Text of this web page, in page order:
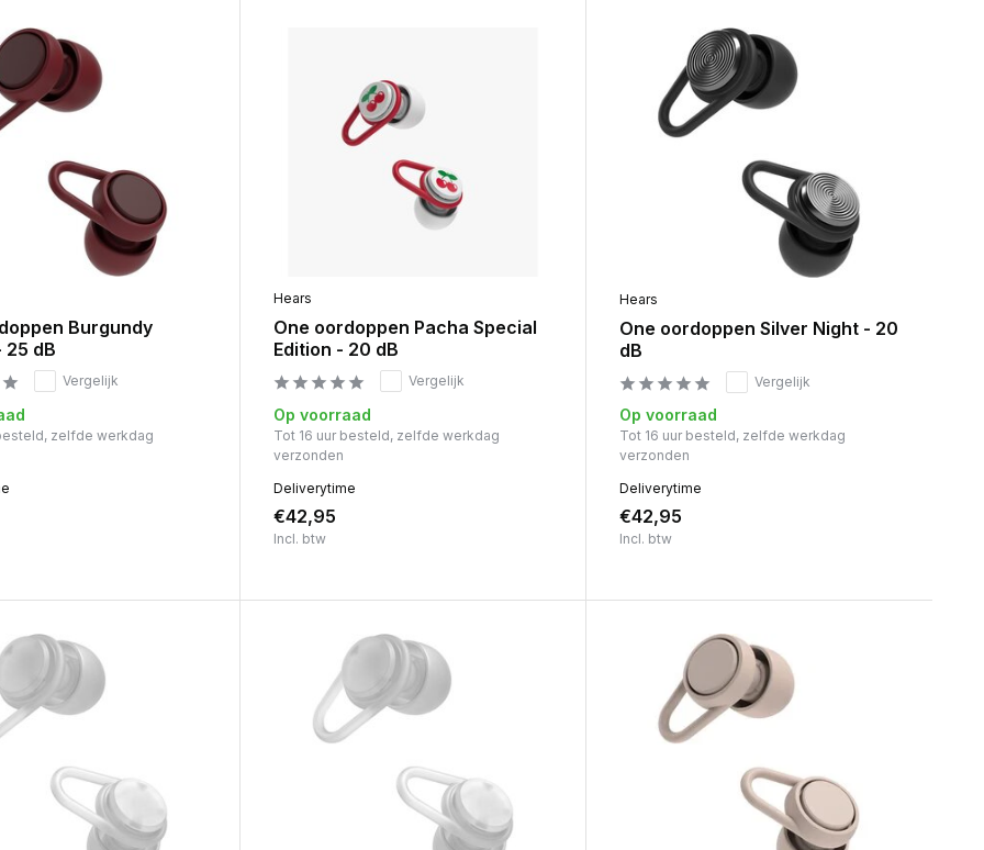
Burgundy
25 dB
Vergelijk
zelfde werkdag
Hears
One oordoppen Pacha Special
Edition - 20 dB
Vergelijk
Op voorraad
Tot 16 uur besteld, zelfde werkdag
verzonden
Deliverytime
€42,95
Incl. btw
Hears
One oordoppen Silver Night - 20
dB
Vergelijk
Op voorraad
Tot 16 uur besteld, zelfde werkdag
verzonden
Deliverytime
€42,95
Incl. btw